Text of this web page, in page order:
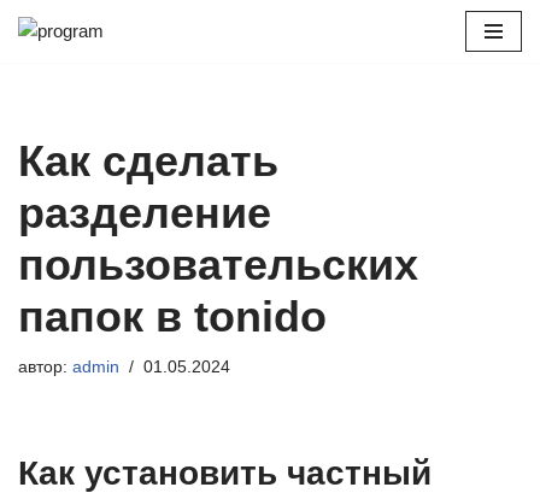
Как сделать
разделение
пользовательских
папок в tonido
автор: admin 01.05.2024
Как установить частный